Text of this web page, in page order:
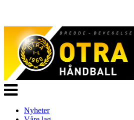
Veksle
navigasjon
Nyheter